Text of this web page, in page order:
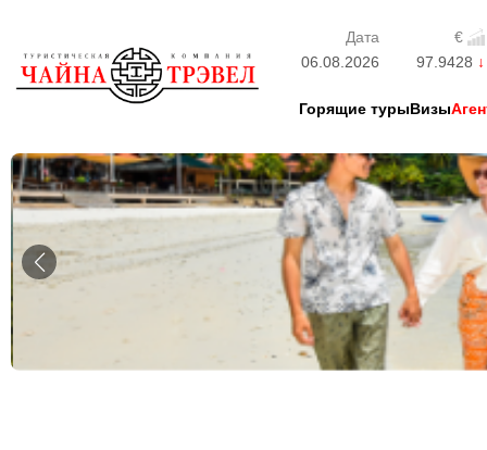
Дата
€
06.08.2026
97.9428
Горящие турыВизы